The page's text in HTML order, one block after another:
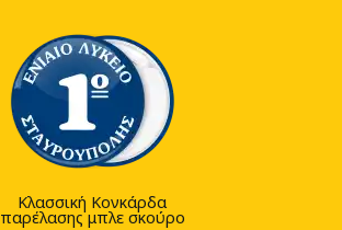
Κλασσική Κονκάρδα
παρέλασης μπλε σκούρο